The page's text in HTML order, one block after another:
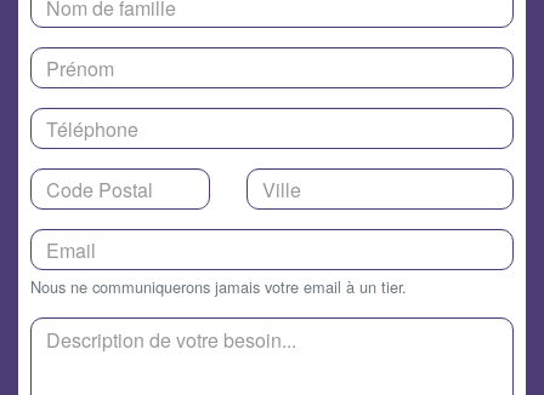
Nous ne communiquerons jamais votre email à un tier.